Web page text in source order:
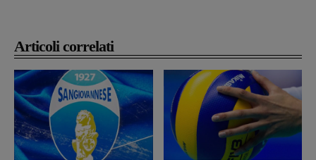
Articoli correlati